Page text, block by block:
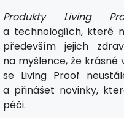
Produkty Living
a technologiích, které
především jejich
na myšlence, že krásné
se Living Proof
a přinášet novinky,
péči.